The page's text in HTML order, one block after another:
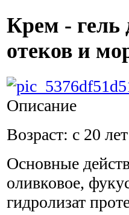
Крем - гель
отеков и
Описание
Возраст: c 20 лет
Основные
оливковое,
гидролизат